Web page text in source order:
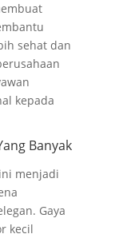
sehat dan
kepada
Banyak
menjadi
Gaya
kecil